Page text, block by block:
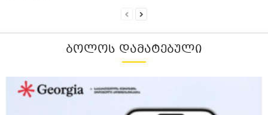
ᲑᲝᲚᲝᲡ ᲓᲐᲛᲐᲢᲔᲑᲣᲚᲘ